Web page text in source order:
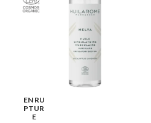
EN RU
PTUR
E